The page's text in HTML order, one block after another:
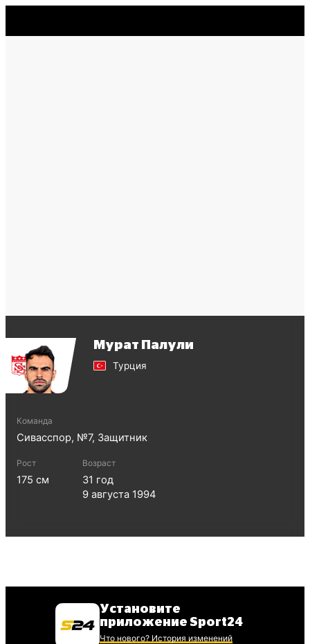
Мурат Палули
Турция
Команда
Сивасспор, №7, Защитник
Рост
175 см
Возраст
31 год
9 августа 1994
Установите
приложение Sport24
Что нового? История изменений